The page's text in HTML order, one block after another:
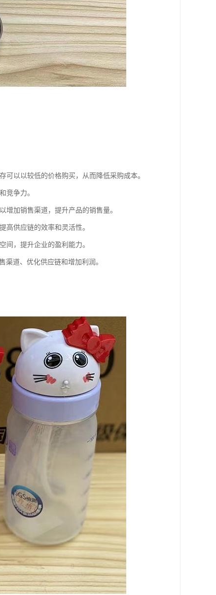
以以较低的价格购买，从而降低采购成本。
竞争力。
增加销售渠道，提升产品的销售量。
高供应链的效率和灵活性。
间，提升企业的盈利能力。
道、优化供应链和增加利润。